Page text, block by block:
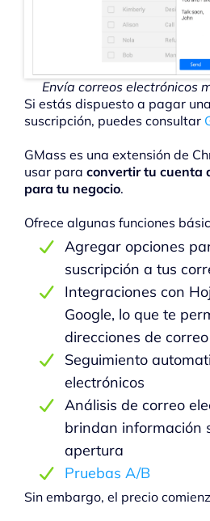
Envía correos electrónicos
Si estás dispuesto a pagar
suscripción, puedes consultar
GMass es una extensión de
usar para convertir tu cuenta
para tu negocio.
Ofrece algunas funciones
Agregar opciones
suscripción a tus
Integraciones con
Google, lo que te
direcciones de
Seguimiento
electrónicos
Análisis de correo
brindan información
apertura
Pruebas A/B
Sin embargo, el precio